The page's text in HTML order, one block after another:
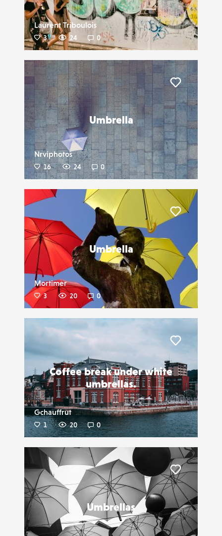
Laurent Triboulois
3 24 0
Umbrella
Nrviphotos
16 24 0
Liker
Umbrella
Mortimer
3 20 0
Coffee break under white
umbrellas.
Gchauffrut
1 20 0
Umbrellas
Liker